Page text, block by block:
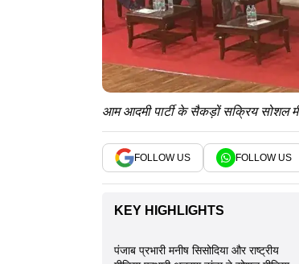
आम आदमी पार्टी के सैकड़ों सक्रिय सोशल
FOLLOW US FOLLOW US
KEY HIGHLIGHTS
पंजाब प्रभारी मनीष सिसोदिया और राष्ट्रीय